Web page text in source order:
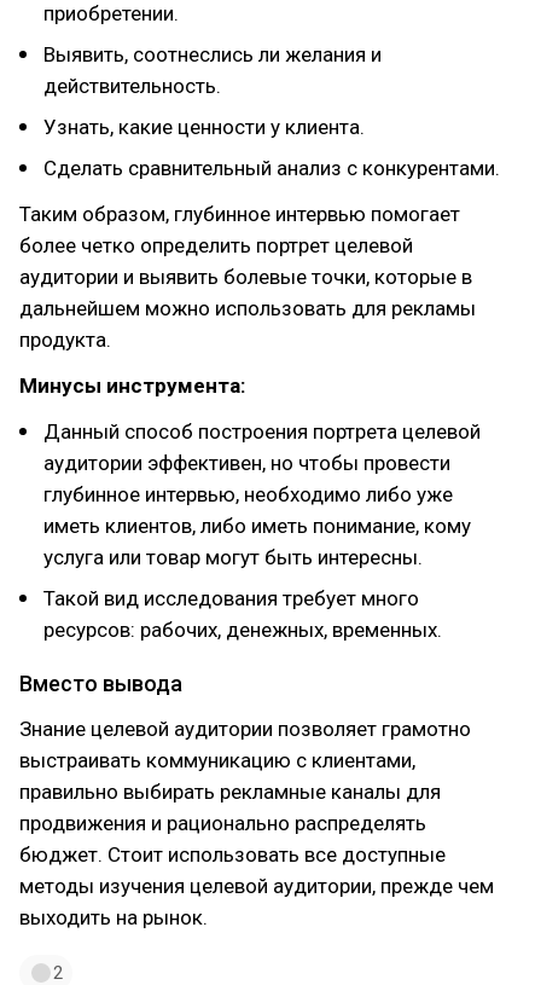
приобретении.
Выявить, соотнеслись ли желания и
действительность.
Узнать, какие ценности у клиента.
Сделать сравнительный анализ с конкурентами.
Таким образом, глубинное интервью помогает
более четко определить портрет целевой
аудитории и выявить болевые точки, которые в
дальнейшем можно использовать для рекламы
продукта.
Минусы инструмента:
Данный способ построения портрета целевой
аудитории эффективен, но чтобы провести
глубинное интервью, необходимо либо уже
иметь клиентов, либо иметь понимание, кому
услуга или товар могут быть интересны.
Такой вид исследования требует много
ресурсов: рабочих, денежных, временных.
Вместо вывода
Знание целевой аудитории позволяет грамотно
выстраивать коммуникацию с клиентами,
правильно выбирать рекламные каналы для
продвижения и рационально распределять
бюджет. Стоит использовать все доступные
методы изучения целевой аудитории, прежде чем
выходить на рынок.
2